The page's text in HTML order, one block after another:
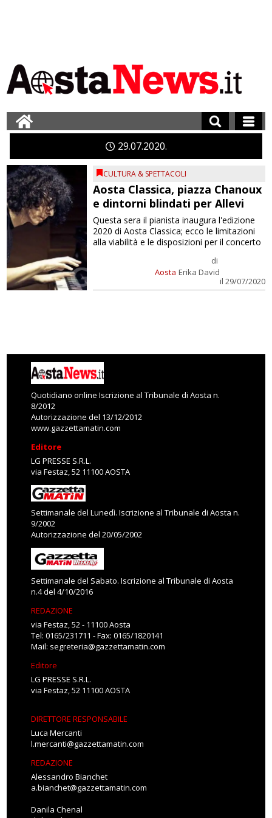
2907 2020
CULTURA & SPETTACOLI
Aosta Classica, piazza Chanoux
e dintorni blindati per Allevi
Aosta
di
Erika David
il 29/07/2020
Questa sera il pianista inaugura l'edizione
2020 di Aosta Classica; ecco le limitazioni
alla viabilità e le disposizioni per il concerto
Quotidiano online Iscrizione al Tribunale di Aosta n.
8/2012
Autorizzazione del 13/12/2012
www.gazzettamatin.com
Editore
LG PRESSE S.R.L.
via Festaz, 52 11100 AOSTA
Settimanale del Lunedì. Iscrizione al Tribunale di Aosta n.
9/2002
Autorizzazione del 20/05/2002
Settimanale del Sabato. Iscrizione al Tribunale di Aosta
n.4 del 4/10/2016
REDAZIONE
via Festaz, 52 - 11100 Aosta
Tel: 0165/231711 - Fax: 0165/1820141
Mail: segreteria@gazzettamatin.com
Editore
LG PRESSE S.R.L.
via Festaz, 52 11100 AOSTA
DIRETTORE RESPONSABILE
Luca Mercanti
l.mercanti@gazzettamatin.com
REDAZIONE
Alessandro Bianchet
a.bianchet@gazzettamatin.com
Danila Chenal